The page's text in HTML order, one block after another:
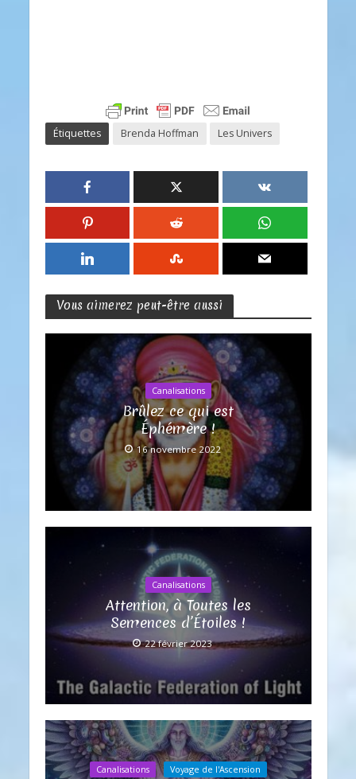
Étiquettes Brenda Hoffman Les Univers
Vous aimerez peut-être aussi
Canalisations
Brûlez ce qui est
Éphémère !
16 novembre 2022
Canalisations
Attention, à Toutes les
Semences d’Étoiles !
22 février 2023
Canalisations Voyage de l'Ascension